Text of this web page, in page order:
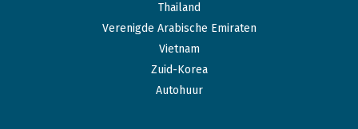
Thailand
Verenigde Arabische Emiraten
Vietnam
Zuid-Korea
Autohuur